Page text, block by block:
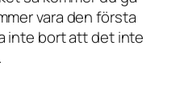
vara den första
inte bort att det inte